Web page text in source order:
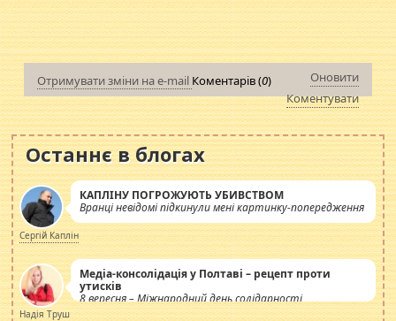
Отримувати зміни на e-mail Коментарів (0)
Оновити
Коментувати
Останнє в блогах
КАПЛІНУ ПОГРОЖУЮТЬ УБИВСТВОМ
Вранці невідомі підкинули мені картинку-попередження
Сергій Каплін
Медіа-консолідація у Полтаві – рецепт проти
утисків
8 вересня – Міжнародний день солідарності
журналістів.
Надія Труш